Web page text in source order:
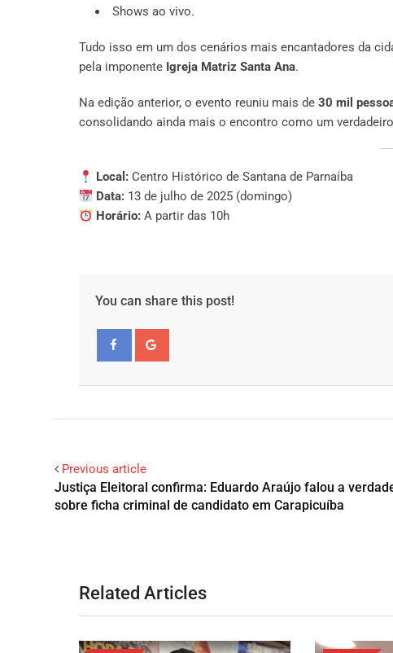
Shows ao vivo.
Tudo isso em um dos cenários mais encantadores da
pela imponente Igreja Matriz Santa Ana.
Na edição anterior, o evento reuniu mais de 30 mil
consolidando ainda mais o encontro como um
Local: Centro Histórico de Santana de Parnaíba
Data: 13 de julho de 2025 (domingo)
Horário: A partir das 10h
You can share this post!
Previous article
Justiça Eleitoral confirma: Eduardo Araújo falou a
sobre ficha criminal de candidato em Carapicuíba
Related Articles